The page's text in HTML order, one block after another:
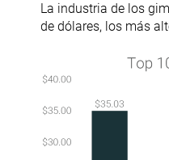
La industria de los
de dólares, los más